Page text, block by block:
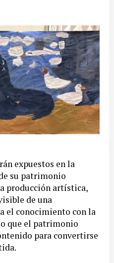
expuestos en la
su patrimonio
producción artística,
de una
el conocimiento con la
que el patrimonio
para convertirse